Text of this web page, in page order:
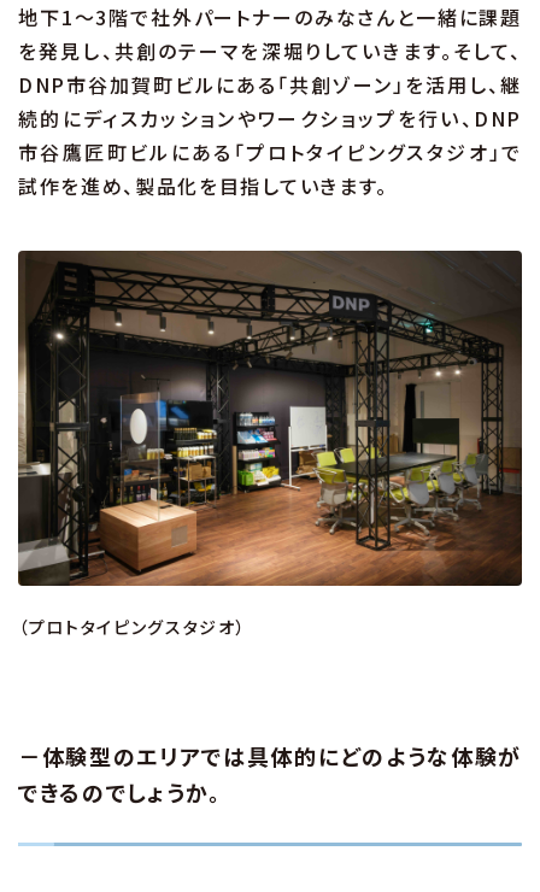
地下1〜3階で社外パートナーのみなさんと一緒に課題
を発見し、共創のテーマを深堀りしていきます。そして、
DNP市谷加賀町ビルにある「共創ゾーン」を活用し、継
続的にディスカッションやワークショップを行い、DNP
市谷鷹匠町ビルにある「プロトタイピングスタジオ」で
試作を進め、製品化を目指していきます。
（プロトタイピングスタジオ）
－体験型のエリアでは具体的にどのような体験が
できるのでしょうか。